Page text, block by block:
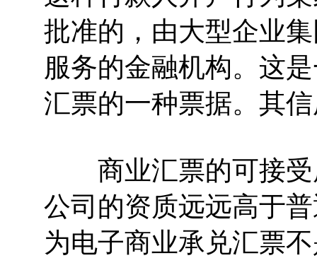
批准的，由大型企业
服务的金融机构。这
汇票的一种票据。其
商业汇票的可接受
公司的资质远远高于
为电子商业承兑汇票